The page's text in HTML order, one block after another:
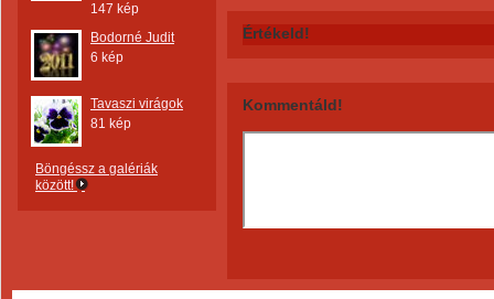
147 kép
Bodorné Judit
6 kép
Tavaszi virágok
81 kép
Böngéssz a galériák
között!
Értékeld!
Kommentáld!